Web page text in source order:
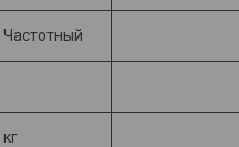
Частотный
кг